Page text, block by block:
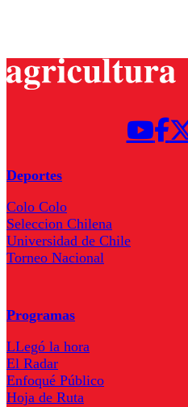
Deportes
Colo Colo
Seleccion Chilena
Universidad de Chile
Torneo Nacional
Programas
LLegó la hora
El Radar
Enfoqué Público
Hoja de Ruta